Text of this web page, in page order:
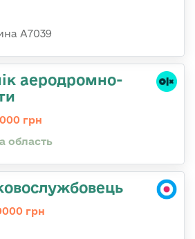
А7039
аеродромно-
грн
область
грн